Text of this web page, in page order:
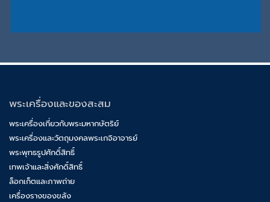
พระเครื่องและของสะสม
พระเครื่องเกี่ยวกับพระมหากษัตริย์
พระเครื่องและวัตถุมงคลพระเกจิอาจารย์
พระพุทธรูปศักดิ์สิทธิ์
เทพเจ้าและสิ่งศักดิ์สิทธิ์
ล็อกเก็ตและภาพถ่าย
เครื่องรางของขลัง